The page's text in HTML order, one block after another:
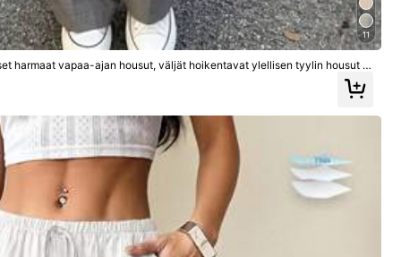
11
harmaat vapaa-ajan housut, väljät hoikentavat ylellisen tyylin housut (v